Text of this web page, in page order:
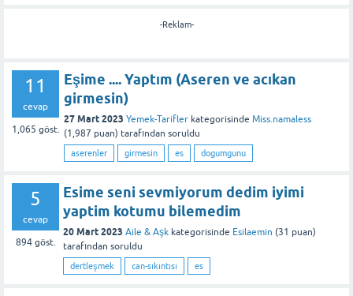
-Reklam-
11
cevap
1,065 göst.
Eşime .... Yaptım (Aseren ve acıkan
girmesin)
27 Mart 2023 Yemek-Tarifler kategorisinde Miss.namaless
(1,987 puan) tarafından soruldu
aserenler girmesin es dogumgunu
5
cevap
894göst.
Esime seni sevmiyorum dedim iyimi
yaptim kotumu bilemedim
20 Mart 2023 Aile & Aşk kategorisinde Esilaemin (31 puan)
tarafından soruldu
dertleşmek can-sıkıntısı es